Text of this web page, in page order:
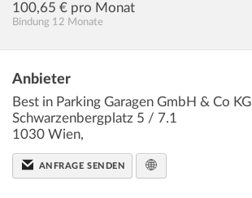
100,65 € pro Monat
Bindung 12 Monate
Anbieter
Best in Parking Garagen GmbH & Co KG
Schwarzenbergplatz 5 / 7.1
1030 Wien,
ANFRAGE SENDEN